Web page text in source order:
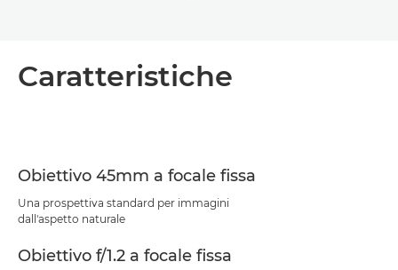
Caratteristiche
Obiettivo 45mm a focale fissa
Una prospettiva standard per immagini
dall'aspetto naturale
Obiettivo f/1.2 a focale fissa